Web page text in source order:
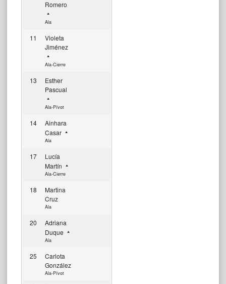
Romero
Ala
11
Violeta
Jiménez
Ala-Cierre
13
Esther
Pascual
Ala-Pívot
14
Ainhara
Casar
Ala
17
Lucía
Martín
Ala-Cierre
18
Martina
Cruz
Ala
20
Adriana
Duque
Ala
25
Carlota
González
Ala-Pívot